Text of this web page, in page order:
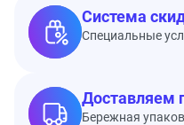
Система
Специальные
Доставляем
Бережная